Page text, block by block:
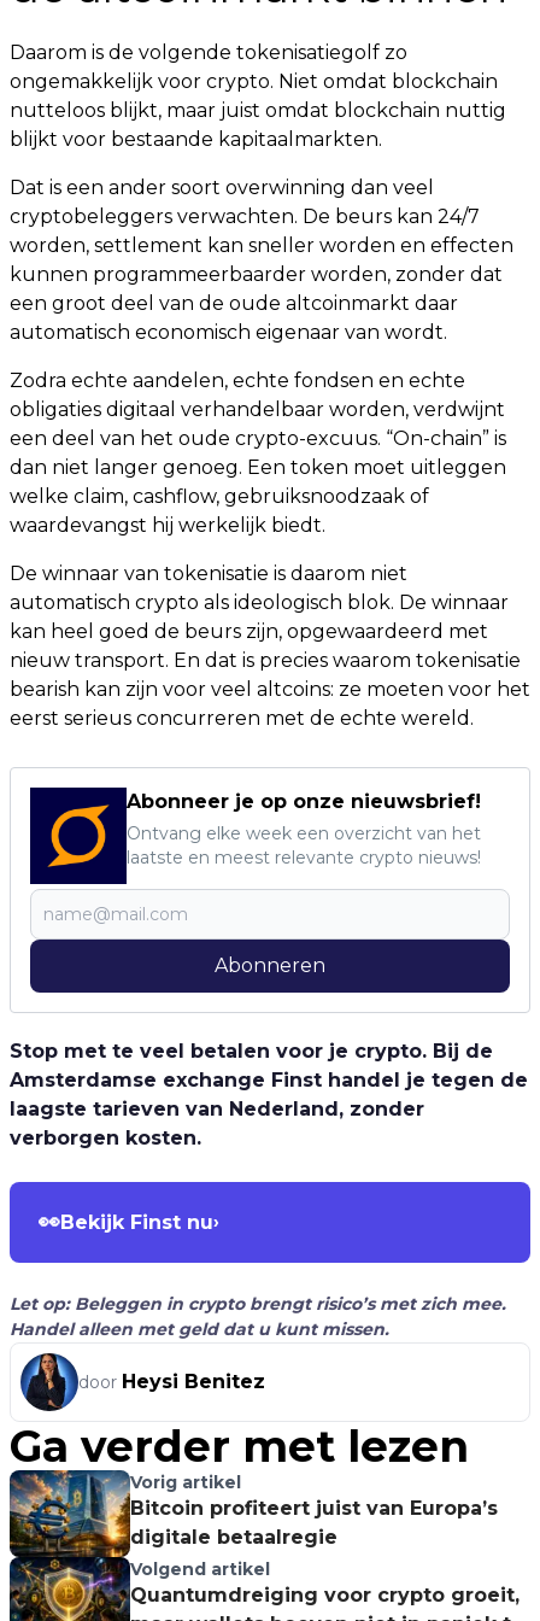
Daarom is de volgende tokenisatiegolf zo
ongemakkelijk voor crypto. Niet omdat blockchain
nutteloos blijkt, maar juist omdat blockchain nuttig
blijkt voor bestaande kapitaalmarkten.
Dat is een ander soort overwinning dan veel
cryptobeleggers verwachten. De beurs kan 24/7
worden, settlement kan sneller worden en effecten
kunnen programmeerbaarder worden, zonder dat
een groot deel van de oude altcoinmarkt daar
automatisch economisch eigenaar van wordt.
Zodra echte aandelen, echte fondsen en echte
obligaties digitaal verhandelbaar worden, verdwijnt
een deel van het oude crypto-excuus. “On-chain” is
dan niet langer genoeg. Een token moet uitleggen
welke claim, cashflow, gebruiksnoodzaak of
waardevangst hij werkelijk biedt.
De winnaar van tokenisatie is daarom niet
automatisch crypto als ideologisch blok. De winnaar
kan heel goed de beurs zijn, opgewaardeerd met
nieuw transport. En dat is precies waarom tokenisatie
bearish kan zijn voor veel altcoins: ze moeten voor het
eerst serieus concurreren met de echte wereld.
Abonneer je op onze nieuwsbrief!
Ontvang elke week een overzicht van het
laatste en meest relevante crypto nieuws!
Abonneren
Stop met te veel betalen voor je crypto. Bij de
Amsterdamse exchange Finst handel je tegen de
laagste tarieven van Nederland, zonder
verborgen kosten.
👀Bekijk Finst nu›
Let op: Beleggen in crypto brengt risico’s met zich mee.
Handel alleen met geld dat u kunt missen.
door Heysi Benitez
Ga verder met lezen
Vorig artikel
Bitcoin profiteert juist van Europa’s
digitale betaalregie
Volgend artikel
Quantumdreiging voor crypto groeit,